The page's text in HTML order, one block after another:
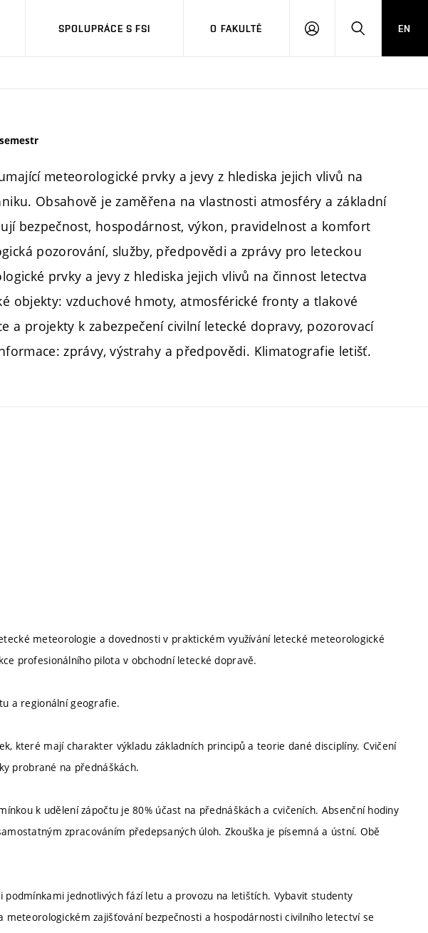
SPOLUPRÁCE S FSI O FAKULTĚ
PŘIHLÁŠENÍHLEDAT
EN
meteorologické prvky a jevy z hlediska jejich vlivů na
Obsahově je zaměřena na vlastnosti atmosféry a základní
bezpečnost, hospodárnost, výkon, pravidelnost a komfort
pozorování, služby, předpovědi a zprávy pro leteckou
prvky a jevy z hlediska jejich vlivů na činnost letectva
objekty: vzduchové hmoty, atmosférické fronty a tlakové
a projekty k zabezpečení civilní letecké dopravy, pozorovací
zprávy, výstrahy a předpovědi. Klimatografie letišť.
meteorologie a dovednosti v praktickém využívání letecké meteorologické
profesionálního pilota v obchodní letecké dopravě.
a regionální geografie.
které mají charakter výkladu základních principů a teorie dané disciplíny. Cvičení
probrané na přednáškách.
k udělení zápočtu je 80% účast na přednáškách a cvičeních. Absenční hodiny
zpracováním předepsaných úloh. Zkouška je písemná a ústní. Obě
jednotlivých fází letu a provozu na letištích. Vybavit studenty
zajišťování bezpečnosti a hospodárnosti civilního letectví se